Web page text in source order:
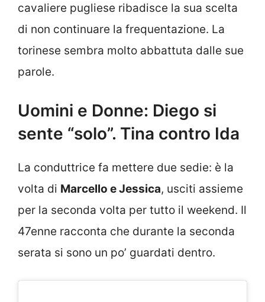
cavaliere pugliese ribadisce la sua scelta
di non continuare la frequentazione. La
torinese sembra molto abbattuta dalle sue
parole.
Uomini e Donne: Diego si
sente “solo”. Tina contro Ida
La conduttrice fa mettere due sedie: è la
volta di Marcello e Jessica, usciti assieme
per la seconda volta per tutto il weekend. Il
47enne racconta che durante la seconda
serata si sono un po’ guardati dentro.